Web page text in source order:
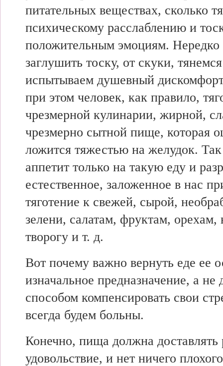
питательных веществах, сколько
психическому расслаблению и
положительным эмоциям.
заглушить тоску, от скуки,
испытываем душевный
при этом человек, как правило,
чрезмерной кулинарии, жирной,
чрезмерно сытной пище, которая
ложится тяжестью на желудок.
аппетит только на такую еду и
естественное, заложенное в нас
тяготение к свежей, сырой,
зелени, салатам, фруктам,
творогу и т. д.
Вот почему важно вернуть еде ее
изначальное предназначение, а не
способом компенсировать свои
всегда будем больны.
Конечно, пища должна доставлять
удовольствие, и нет ничего